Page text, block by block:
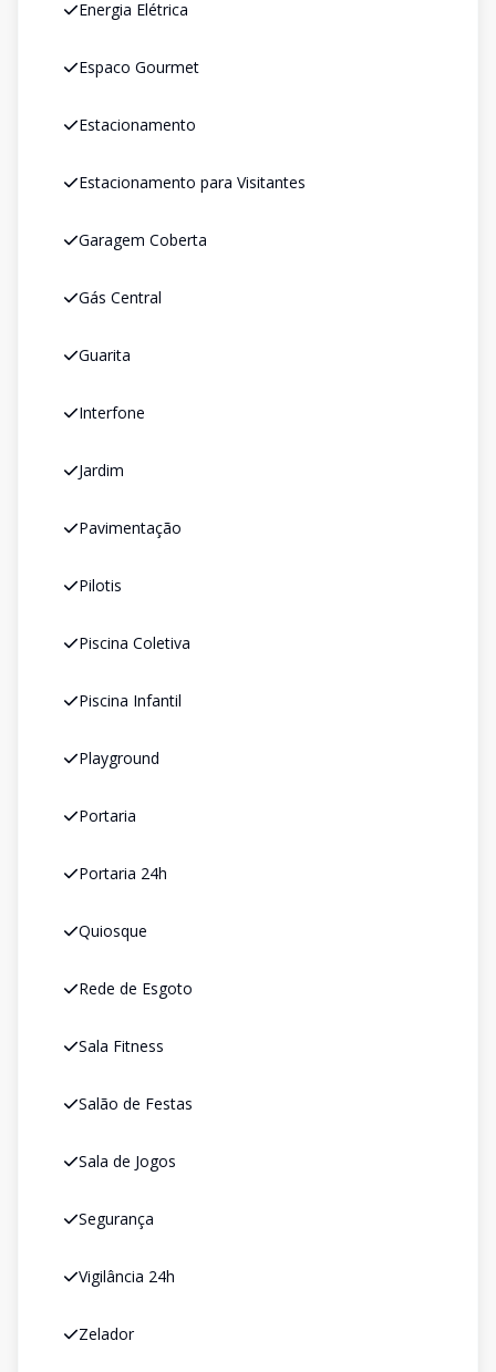
Energia Elétrica
Espaco Gourmet
Estacionamento
Estacionamento para Visitantes
Garagem Coberta
Gás Central
Guarita
Interfone
Jardim
Pavimentação
Pilotis
Piscina Coletiva
Piscina Infantil
Playground
Portaria
Portaria 24h
Quiosque
Rede de Esgoto
Sala Fitness
Salão de Festas
Sala de Jogos
Segurança
Vigilância 24h
Zelador